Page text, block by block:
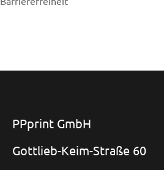
PPprint GmbH
Gottlieb-Keim-Straße 60